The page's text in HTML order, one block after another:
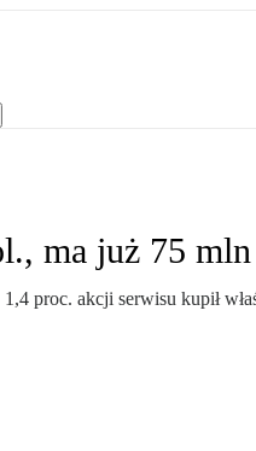
ma już 75
proc. akcji serwisu kupił